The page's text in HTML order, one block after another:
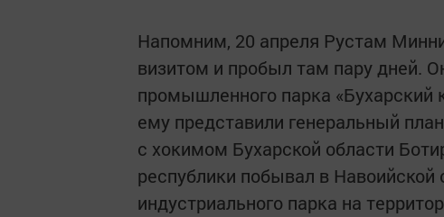
Напомним, 20 апреля Рустам
визитом и пробыл там пару дней.
промышленного парка «Бухарский
ему представили генеральный
с хокимом Бухарской области
республики побывал в
индустриального парка на